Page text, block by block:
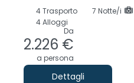
4Trasporto 7 Notte/i
4 Alloggi
Da
2.226 €
a persona
Dettagli